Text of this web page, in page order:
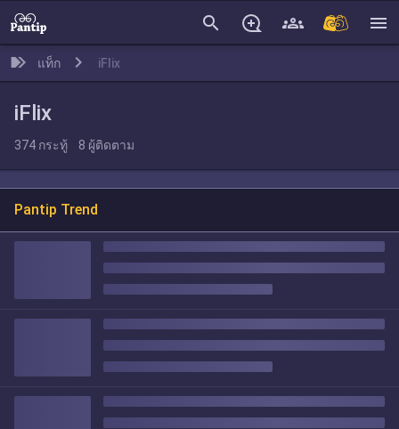
search menu
แท็ก iFlix
iFlix
374 กระทู้ 8 ผู้ติดตาม
Pantip Trend